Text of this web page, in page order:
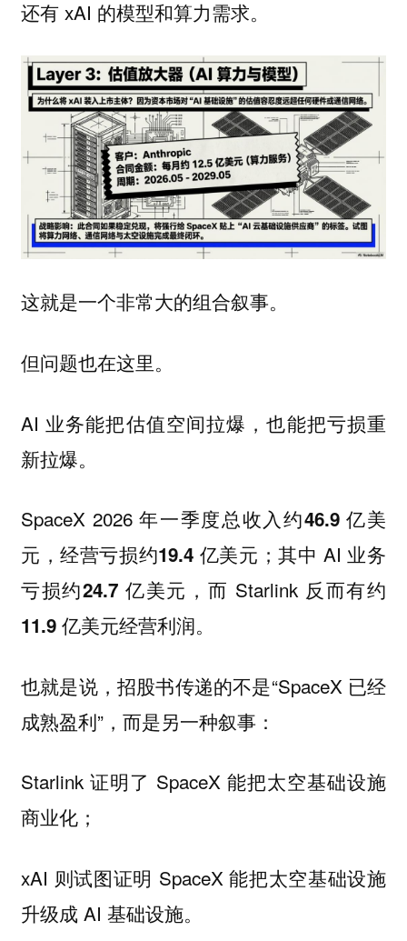
还有 xAI 的模型和算力需求。
这就是一个非常大的组合叙事。
但问题也在这里。
AI 业务能把估值空间拉爆，也能把亏损重
新拉爆。
SpaceX 2026 年一季度总收入约46.9 亿美
元 ，经营亏损约19.4 亿美元 ；其中 AI 业务
亏损约24.7 亿美元 ，而 Starlink 反而有约
11.9 亿美元经营利润。
也就是说，招股书传递的不是“SpaceX 已经
成熟盈利”，而是另一种叙事：
Starlink 证明了 SpaceX 能把太空基础设施
商业化；
xAI 则试图证明 SpaceX 能把太空基础设施
升级成 AI 基础设施。